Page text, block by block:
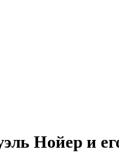
Нойер и